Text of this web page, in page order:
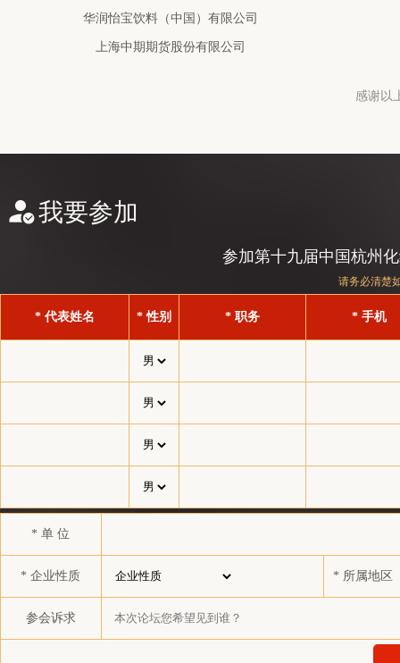
福建百宏聚纤科技实业有限公司
宁波沁越投资有限公司
中国石化润滑油有限公司
新疆蓝山屯河聚酯有限公司
慈溪市兴科化纤有限公司
上海夯石商贸有限公司
浙江宇丰机械有限公司
浙江和源供应链管理有限公司
益海（泰州）粮油工业有限公司
新疆西北中石油国际事业有限公司
感谢以
我要参加
参加第十九届中国杭州
请务必清楚
* 代表姓名 * 性别 * 职务 * 手机
* 单 位
* 企业性质 * 所属地区
参会诉求